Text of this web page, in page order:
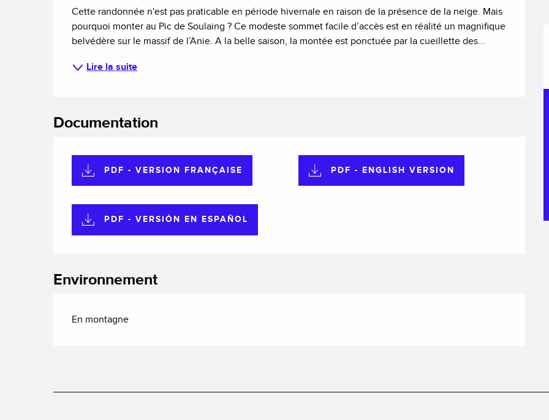
Cette randonnée n'est pas praticable en période hivernale en raison de la présence de la neige. Mais
pourquoi monter au Pic de Soulaing ? Ce modeste sommet facile d’accès est en réalité un magnifique
belvédère sur le massif de l’Anie. A la belle saison, la montée est ponctuée par la cueillette des...
Lire la suite
Documentation
PDF - VERSION FRANÇAISE PDF - ENGLISH VERSION
PDF - VERSIÓN EN ESPAÑOL
Environnement
En montagne